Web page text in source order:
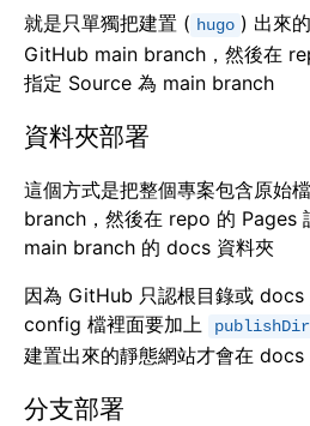
就是只單獨把建置 ( hugo ) 出來的
GitHub main branch，然後在
指定 Source 為 main branch
資料夾部署
這個方式是把整個專案包含原始
branch，然後在 repo 的 Pages
main branch 的 docs 資料夾
因為 GitHub 只認根目錄或 docs
config 檔裡面要加上
建置出來的靜態網站才會在 docs
分支部署